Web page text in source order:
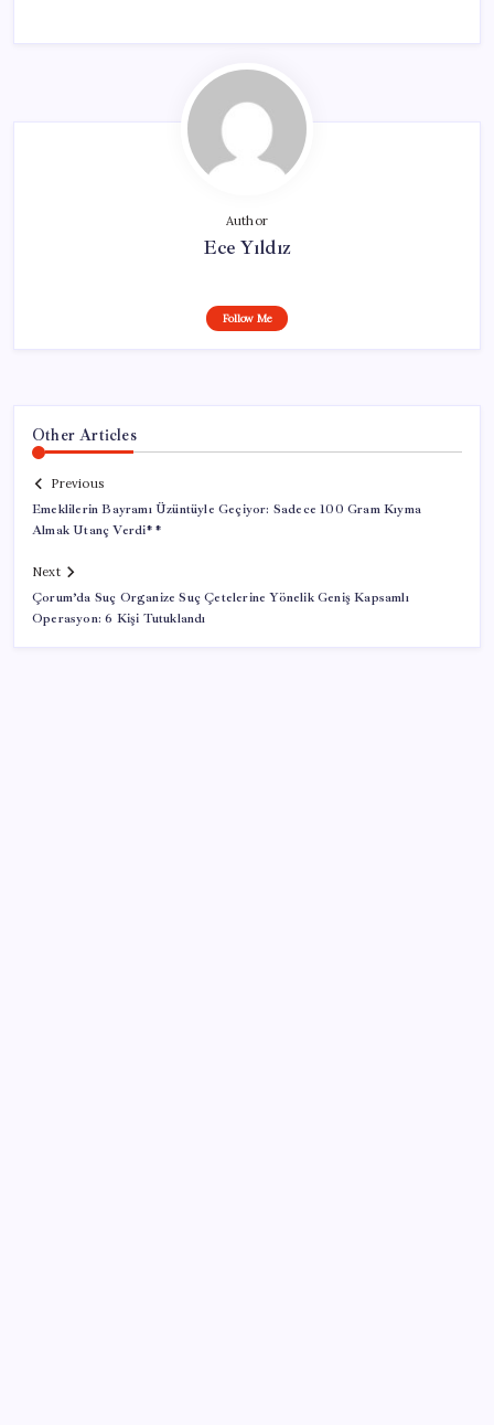
Author
Ece Yıldız
Follow Me
Other Articles
Previous
Emeklilerin Bayramı Üzüntüyle Geçiyor: Sadece 100 Gram Kıyma
Almak Utanç Verdi**
Next
Çorum’da Suç Organize Suç Çetelerine Yönelik Geniş Kapsamlı
Operasyon: 6 Kişi Tutuklandı